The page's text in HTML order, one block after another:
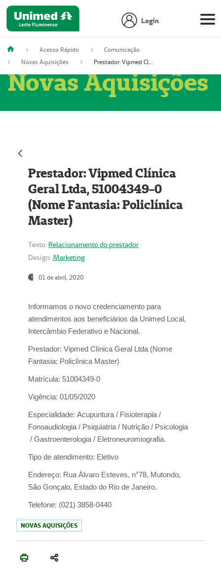
Login
Acesso Rápido
Comunicação
Novas Aquisições
Prestador: Vipmed Clínica Geral Ltda, 51004349-0 (Nome Fantasia: Policlínica Master)
Novas Aquisições
Prestador: Vipmed Clínica
Geral Ltda, 51004349-0
(Nome Fantasia: Policlínica
Master)
Texto: Relacionamento do prestador
Design: Marketing
01 de abril, 2020
Informamos o novo credenciamento para
atendimentos aos beneficiários da Unimed Local,
Intercâmbio Federativo e Nacional.
Prestador: Vipmed Clínica Geral Ltda (Nome
Fantasia: Policlínica Master)
Matrícula: 51004349-0
Vigência: 01/05/2020
Especialidade: Acupuntura / Fisioterapia /
Fonoaudiologia / Psiquiatria / Nutrição / Psicologia
/ Gastroenterologia / Eletroneuromiografia.
Tipo de atendimento: Eletivo
Endereço: Rua Àlvaro Esteves, n°78, Mutondo,
São Gonçalo, Estado do Rio de Janeiro.
Telefone: (021) 3858-0440
NOVAS AQUISIÇÕES